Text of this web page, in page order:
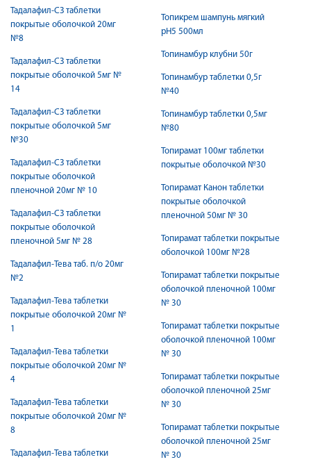
Тадалафил-СЗ таблетки
покрытые оболочкой 20мг
№8
Тадалафил-СЗ таблетки
покрытые оболочкой 5мг №
14
Тадалафил-СЗ таблетки
покрытые оболочкой 5мг
№30
Тадалафил-СЗ таблетки
покрытые оболочкой
пленочной 20мг № 10
Тадалафил-СЗ таблетки
покрытые оболочкой
пленочной 5мг № 28
Тадалафил-Тева таб. п/о 20мг
№2
Тадалафил-Тева таблетки
покрытые оболочкой 20мг №
1
Тадалафил-Тева таблетки
покрытые оболочкой 20мг №
4
Тадалафил-Тева таблетки
покрытые оболочкой 20мг №
8
Тадалафил-Тева таблетки
Топикрем шампунь мягкий
pH5 500мл
Топинамбур клубни 50г
Топинамбур таблетки 0,5г
№40
Топинамбур таблетки 0,5мг
№80
Топирамат 100мг таблетки
покрытые оболочкой №30
Топирамат Канон таблетки
покрытые оболочкой
пленочной 50мг № 30
Топирамат таблетки покрытые
оболочкой 100мг №28
Топирамат таблетки покрытые
оболочкой пленочной 100мг
№ 30
Топирамат таблетки покрытые
оболочкой пленочной 100мг
№ 30
Топирамат таблетки покрытые
оболочкой пленочной 25мг
№ 30
Топирамат таблетки покрытые
оболочкой пленочной 25мг
№ 30